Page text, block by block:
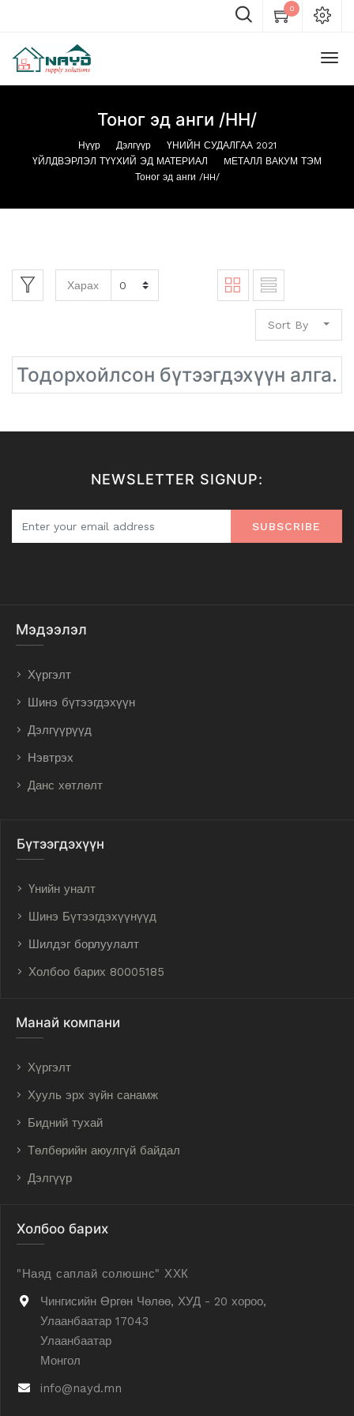
0
Тоног эд анги /HH/
Нүүр Дэлгүүр
ҮНИЙН СУДАЛГАА 2021
ҮЙЛДВЭРЛЭЛ ТҮҮХИЙ ЭД МАТЕРИАЛ
MЕТАЛЛ ВАКУМ ТЭМ
Тоног эд анги /HH/
Харах
Sort By
Тодорхойлсон бүтээгдэхүүн алга.
NEWSLETTER SIGNUP:
SUBSCRIBE
Мэдээлэл
Хүргэлт
Шинэ бүтээгдэхүүн
Дэлгүүрүүд
Нэвтрэх
Данс хөтлөлт
Бүтээгдэхүүн
Үнийн уналт
Шинэ Бүтээгдэхүүнүүд
Шилдэг борлуулалт
Холбоо барих 80005185
Манай компани
Хүргэлт
Хууль эрх зүйн санамж
Бидний тухай
Төлбөрийн аюулгүй байдал
Дэлгүүр
Холбоо барих
"Наяд саплай солюшнс" ХХК
Чингисийн Өргөн Чөлөө, ХУД - 20 хороо,
Улаанбаатар 17043
Улаанбаатар
Монгол
info@nayd.mn